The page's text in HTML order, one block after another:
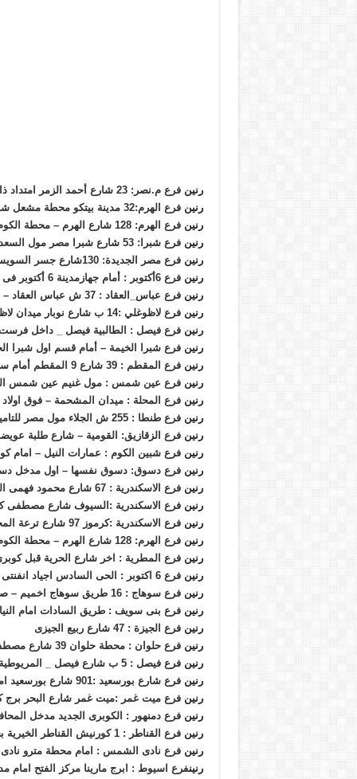
رنين فرع م.نصر: 23 شارع أحمد الزمر امتداد ذاكر حسين بعد سوق السيارات – الحي العاشر .
رنين فرع الهرم:32 مدينة بيتكو محطة مشعل شارع الهرم .
رنين فرع الهرم: 128 شارع الهرم – محطة الكوم الاخضر.
رنين فرع شبرا: 53 شارع شبرا مصر مول السعد أمام مكتبة المحبة – محطة مترو مسرة.
رنين فرع مصر الجديدة: 130شارع جسر السويس بعد كوبري التجنيد – إتجاه روكسي .
رنين فرع 6أكتوبر : أمام جهازمدينة 6 أكتوبر فى دولفين مول البوابة الرئيسية .
رنين فرع عباس_العقاد : 37 ش عباس العقاد – بجوار ماكدونالدز و امام مطعم ام حسن .
رنين فرع لاظوغلي :14 ب شارع نوبار ميدان لاظوغلي _ بالقرب من محطة مترو سعد زغلول
رنين فرع فيصل : الطالبية فيصل _ داخل
رنين فرع شبرا الخيمة – أمام قسم اول شبرا
رنين فرع المقطم : 39 شارع 9 المقطم أمام سيراميك كليوباترا بجوار أورانج
رنين فرع عين شمس : مول غنيم عين شمس
رنين فرع المحلة : ميدان المشحمة – فوق
رنين فرع طنطا : 255 ش الجلاء مول مصر للتامين ميدان الجمهورية طنطا
رنين فرع الزقازيق: القومية – شارع طلبة
رنين فرع شبين الكوم : عمارات النيل – امام
رنين فرع دسوق: دسوق نفسها – اول مدخل
رنين فرع الاسكندرية : 67 شارع محمود فهمى النقراشى – متفرع من شارع النصر – المنشية – عمارة فالورينا – خلف فندق امون
رنين فرع الاسكندرية :السيوف شارع مصطفى
رنين فرع الاسكندرية :كرموز 97 شارع ترعة المحمودية ناصية شارع الترام برج المدينة المنورة.
رنين فرع الهرم: 128 شارع الهرم – محطة الكوم الاخضر
رنين فرع المطرية : اخر شارع الحرية قبل
رنين فرع 6 اكتوبر : الحى السادس اجياد انفنتى مول
رنين فرع سوهاج : 16 طريق سوهاج اخميم – صينية اخميم
رنين فرع بنى سويف : طريق السادات امام
رنين فرع الجيزة : 47 شارع ربيع الجيزى
رنين فرع حلوان : محطة حلوان 39 شارع مصطفى فهمى متفرع من شارع منصور اعلى بنك التعمير والاسكان
رنين فرع فيصل : 5 ب شارع فيصل _ المريوطية امام فندق قاعود
رنين فرع شارع بورسعيد :901 شارع بورسعيد امام حديقة الامل وبجوار سوق غزة
رنين فرع ميت غمر :ميت غمر شارع البحر برج
رنين فرع دمنهور : الكوبرى الجديد مدخل
رنين فرع القناطر : 1 كورنيش القناطر الخيرية بجوار قصر ثقافة القناطر الخيرية
رنين فرع نادى الشمس : امام محطة مترو
رنينفرع اسيوط : ابرج مارينا مركز الفتح امام